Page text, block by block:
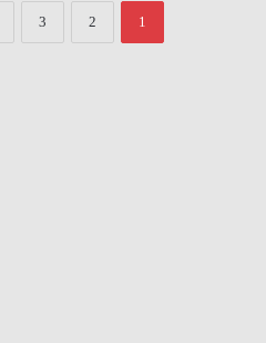
1
2
3